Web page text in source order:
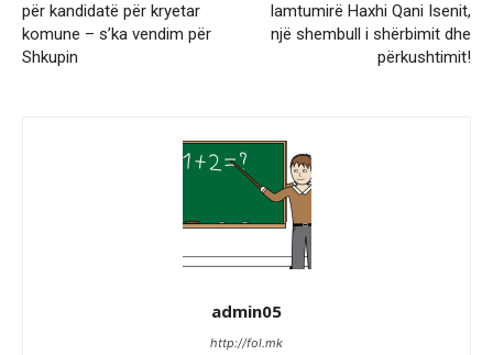
për kandidatë për kryetar
komune – s’ka vendim për
Shkupin
lamtumirë Haxhi Qani Isenit,
një shembull i shërbimit dhe
përkushtimit!
admin05
http://fol.mk